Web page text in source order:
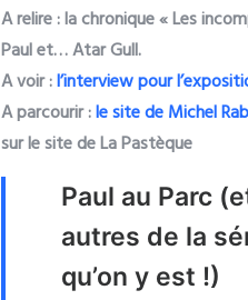
A relire : la chronique « Les
Paul et… Atar Gull.
A voir :l’interview pour
A parcourir :le site de Michel
sur le site de La Pastèque
Paul au Parc
autres de la
qu’on y est !)